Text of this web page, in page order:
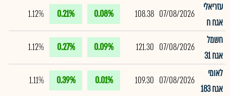
עזריאלי
אגח ח
07/08/2026
108.38
0.08%
0.21%
1.12%
חשמל
אגח 31
07/08/2026
121.30
0.09%
0.27%
1.12%
לאומי
אגח 183
07/08/2026
109.30
0.01%
0.39%
1.11%